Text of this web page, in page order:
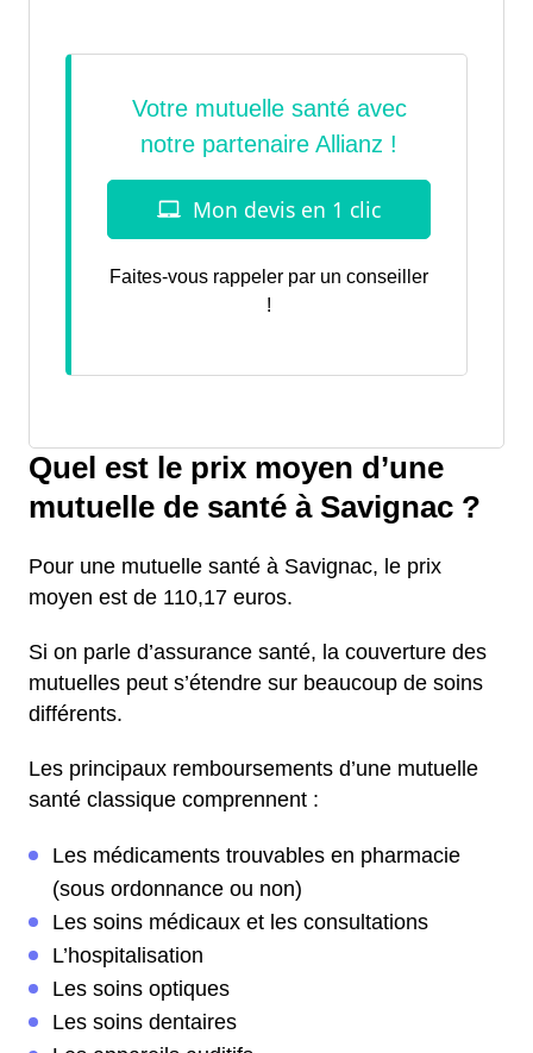
Faites-vous rappeler par un conseiller
!
Quel est le prix moyen d’une
mutuelle de santé à Savignac ?
Pour une mutuelle santé à Savignac, le prix
moyen est de 110,17 euros.
Si on parle d’assurance santé, la couverture des
mutuelles peut s’étendre sur beaucoup de soins
différents.
Les principaux remboursements d’une mutuelle
santé classique comprennent :
Les médicaments trouvables en pharmacie
(sous ordonnance ou non)
Les soins médicaux et les consultations
L’hospitalisation
Les soins optiques
Les soins dentaires